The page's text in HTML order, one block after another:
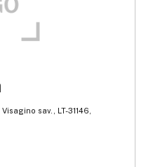
sav., LT-31146,